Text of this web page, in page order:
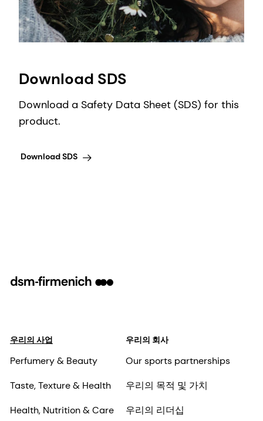
Download SDS
Download a Safety Data Sheet (SDS) for this
product.
Download SDS
우리의 사업
Perfumery & Beauty
Taste, Texture & Health
Health, Nutrition & Care
우리의 회사
Our sports partnerships
우리의 목적 및 가치
우리의 리더십